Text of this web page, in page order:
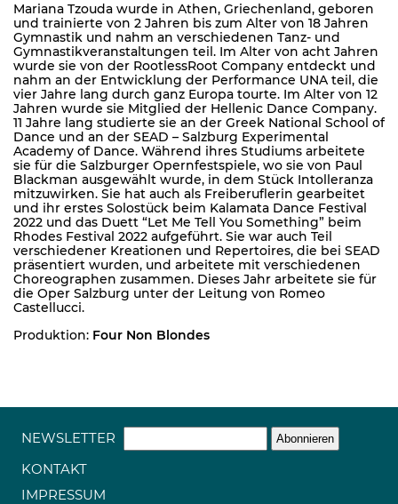
Mariana Tzouda wurde in Athen, Griechenland, geboren
und trainierte von 2 Jahren bis zum Alter von 18 Jahren
Gymnastik und nahm an verschiedenen Tanz- und
Gymnastikveranstaltungen teil. Im Alter von acht Jahren
wurde sie von der RootlessRoot Company entdeckt und
nahm an der Entwicklung der Performance UNA teil, die
vier Jahre lang durch ganz Europa tourte. Im Alter von 12
Jahren wurde sie Mitglied der Hellenic Dance Company.
11 Jahre lang studierte sie an der Greek National School of
Dance und an der SEAD – Salzburg Experimental
Academy of Dance. Während ihres Studiums arbeitete
sie für die Salzburger Opernfestspiele, wo sie von Paul
Blackman ausgewählt wurde, in dem Stück Intolleranza
mitzuwirken. Sie hat auch als Freiberuflerin gearbeitet
und ihr erstes Solostück beim Kalamata Dance Festival
2022 und das Duett “Let Me Tell You Something” beim
Rhodes Festival 2022 aufgeführt. Sie war auch Teil
verschiedener Kreationen und Repertoires, die bei SEAD
präsentiert wurden, und arbeitete mit verschiedenen
Choreographen zusammen. Dieses Jahr arbeitete sie für
die Oper Salzburg unter der Leitung von Romeo
Castellucci.
Produktion: Four Non Blondes
NEWSLETTER
KONTAKT
IMPRESSUM